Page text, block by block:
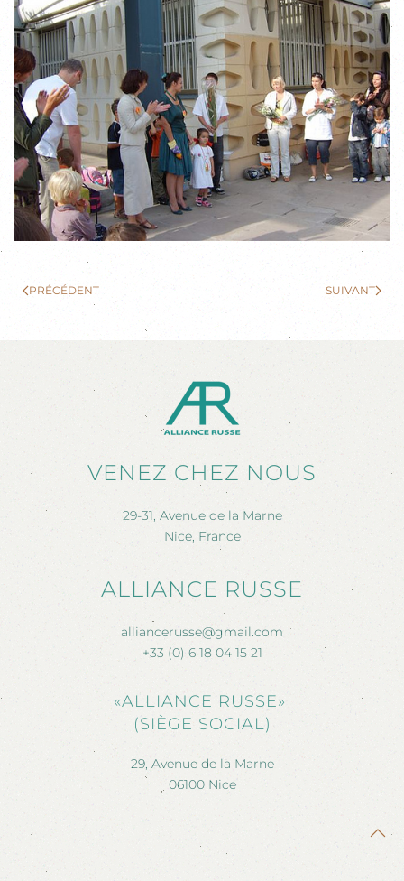
PRÉCÉDENT SUIVANT
VENEZ CHEZ NOUS
29-31, Avenue de la Marne
Nice, France
ALLIANCE RUSSE
alliancerusse@gmail.com
+33 (0) 6 18 04 15 21
«ALLIANCE RUSSE»
(SIÈGE SOCIAL)
29, Avenue de la Marne
06100 Nice